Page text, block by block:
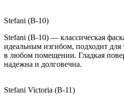
Stefani (B-10)
Stefani (B-10) — классическая
идеальным изгибом, подходит
в любом помещении. Гладкая
надежна и долговечна.
Stefani Victoria (B-11)